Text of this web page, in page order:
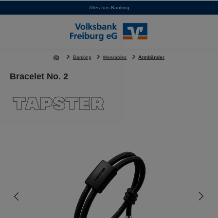
Alles fürs Banking
Banking Wearables Armbänder
Bracelet No. 2